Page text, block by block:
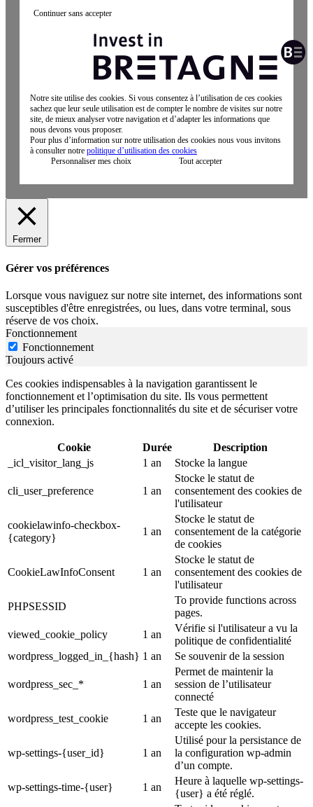
Continuer sans accepter
Notre site utilise des cookies. Si vous consentez à l’utilisation de ces cookies
sachez que leur seule utilisation est de compter le nombre de visites sur notre
site, de mieux analyser votre navigation et d’adapter les informations que
nous devons vous proposer.
Pour plus d’information sur notre utilisation des cookies nous vous invitons
à consulter notre politique d’utilisation des cookies
Personnaliser mes choix
Tout accepter
Fermer
Gérer vos préférences
Lorsque vous naviguez sur notre site internet, des informations sont
susceptibles d'être enregistrées, ou lues, dans votre terminal, sous
réserve de vos choix.
Fonctionnement
Fonctionnement
Toujours activé
Ces cookies indispensables à la navigation garantissent le
fonctionnement et l’optimisation du site. Ils vous permettent
d’utiliser les principales fonctionnalités du site et de sécuriser votre
connexion.
Cookie Durée
Description
_icl_visitor_lang_js
1 an Stocke la langue
cli_user_preference 1 an
Stocke le statut de
consentement des cookies de
l'utilisateur
cookielawinfo-checkbox-
{category}
1 an
Stocke le statut de
consentement de la catégorie
de cookies
CookieLawInfoConsent 1 an
Stocke le statut de
consentement des cookies de
l'utilisateur
PHPSESSID
To provide functions across
pages.
viewed_cookie_policy
1 an
Vérifie si l'utilisateur a vu la
politique de confidentialité
wordpress_logged_in_{hash} 1 an Se souvenir de la session
wordpress_sec_* 1 an
Permet de maintenir la
session de l’utilisateur
connecté
wordpress_test_cookie
1 an
Teste que le navigateur
accepte les cookies.
wp-settings-{user_id} 1 an
Utilisé pour la persistance de
la configuration wp-admin
d’un compte.
wp-settings-time-{user}
1 an
Heure à laquelle wp-settings-
{user} a été réglé.